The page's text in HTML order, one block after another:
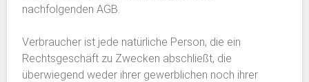
nachfolgenden AGB.
Verbraucher ist jede natürliche Person, die ein
Rechtsgeschäft zu Zwecken abschließt, die
überwiegend weder ihrer gewerblichen noch ihrer